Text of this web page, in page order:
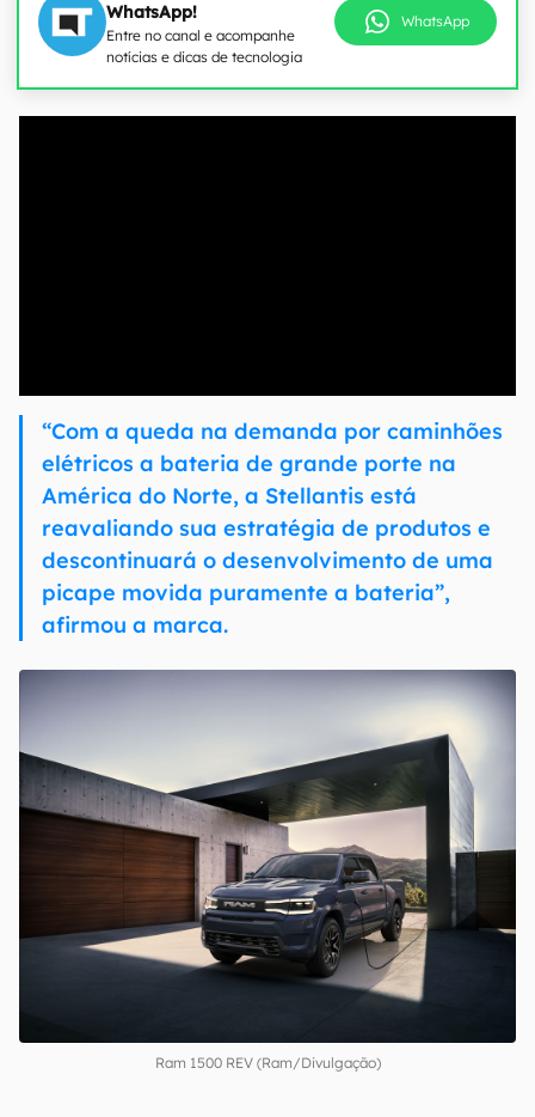
WhatsApp!
Entre no canal e acompanhe
notícias e dicas de tecnologia
WhatsApp
“Com a queda na demanda por caminhões
elétricos a bateria de grande porte na
América do Norte, a Stellantis está
reavaliando sua estratégia de produtos e
descontinuará o desenvolvimento de uma
picape movida puramente a bateria”,
afirmou a marca.
Ram 1500 REV (Ram/Divulgação)